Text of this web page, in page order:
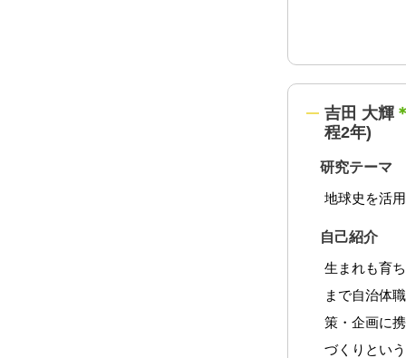
吉田 大輝
程2年)
研究テーマ
地球史を活
自己紹介
生まれも育
まで自治体
策・企画に
づくりとい